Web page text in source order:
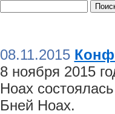
08.11.2015
8 ноября 2015
Ноах
Бней Ноах.